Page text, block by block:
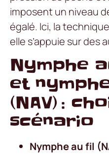
imposent un niveau
égalé. Ici, la
elle s’appuie sur des
Nymphe
et
(NAV) :
scénario
Nymphe au fil